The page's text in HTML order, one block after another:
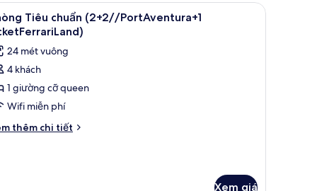
việc phù hợp cho laptop
PortAventura+1
Két bảo mật tại phòng, bàn, khu vực làm
8
Tiêu chuẩn (2+2//PortAventura+1
24 mét vuông
4 khách
1 giường cỡ queen
Wifi miễn phí
thêm chi tiết
Xem giá